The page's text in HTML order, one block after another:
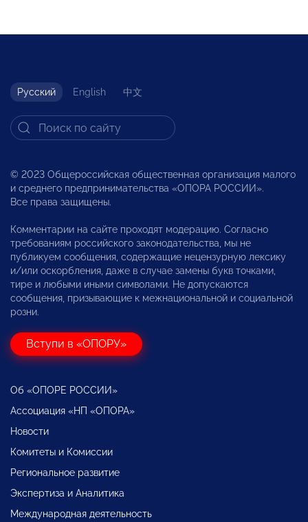
Русский English 中文
© 2023 Общероссийская общественная организация малого
и среднего предпринимательства «ОПОРА РОССИИ».
Все права защищены.
Комментарии на сайте проходят модерацию. Согласно
требованиям российского законодательства, мы не
публикуем сообщения, содержащие нецензурную лексику
и/или оскорбления, даже в случае замены букв точками,
тире и любыми иными символами. Не допускаются
сообщения, призывающие к межнациональной и социальной
розни.
Вступи в «ОПОРУ»
Об «ОПОРЕ РОССИИ»
Ассоциация «НП «ОПОРА»
Новости
Комитеты и Комиссии
Региональное развитие
Экспертиза и Аналитика
Международная деятельность